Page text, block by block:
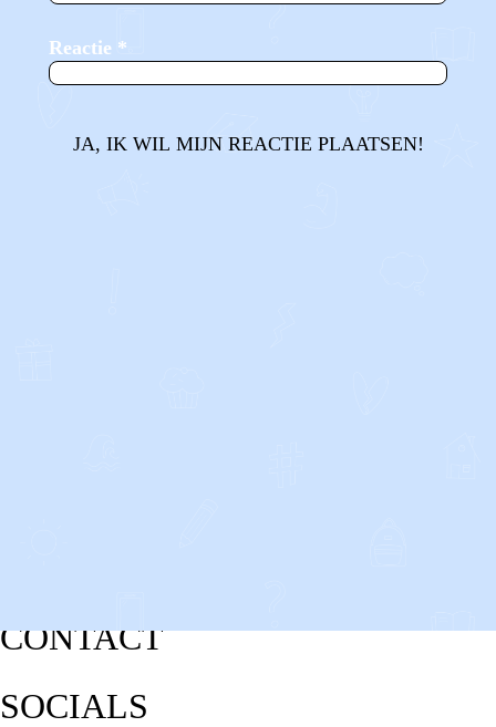
Reactie *
JA, IK WIL MIJN REACTIE PLAATSEN!
CONTACT
SOCIALS